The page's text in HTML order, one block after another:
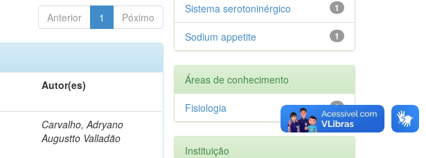
Anterior 1 Póximo
Autor(es)
Carvalho, Adryano
Augustto Valladão
1
Sistema serotoninérgico
1
Sodium appetite
Áreas de conhecimento
1
Fisiologia
Instituição